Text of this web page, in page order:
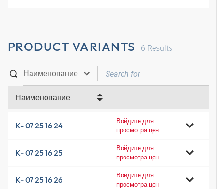
PRODUCT VARIANTS 6 Results
Наименование
K- 07 25 16 24
Войдите для
просмотра цен
K- 07 25 16 25
Войдите для
просмотра цен
K- 07 25 16 26
Войдите для
просмотра цен